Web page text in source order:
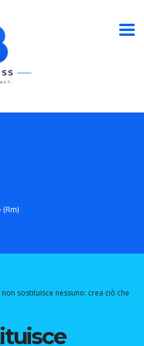
non sostituisce nessuno: crea ciò che